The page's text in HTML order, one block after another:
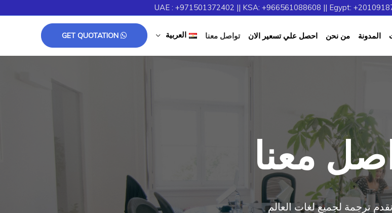
UAE : +971501372402 || KSA: +966561088608 || Egypt:
المدونة من نحن احصل علي تسعير الان تواصل معنا العربية
معنا
ترجمة لجميع لغات العالم